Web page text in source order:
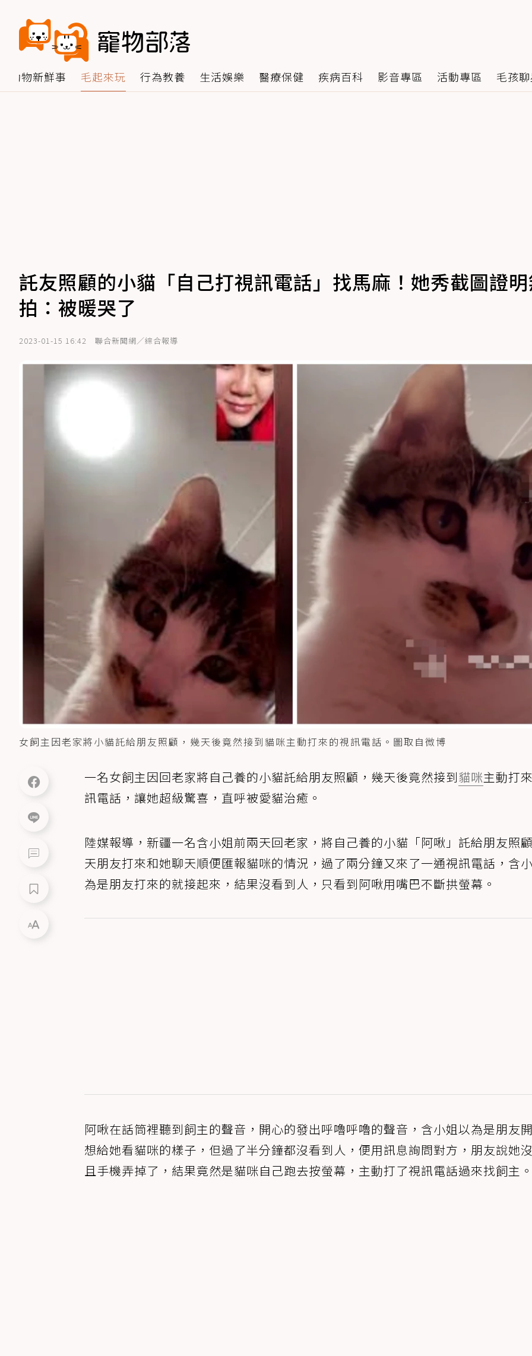
動物新鮮事 毛起來玩 行為教養 生活娛樂 醫療保健 疾病百科 影音專區 活動專區 毛孩
託友照顧的小貓「自己打視訊電話」找馬麻！她秀截圖證
拍：被暖哭了
2023-01-15 16:42 聯合新聞網／綜合報導
女飼主因老家將小貓託給朋友照顧，幾天後竟然接到貓咪主動打來的視訊電話。圖取自微博
一名女飼主因回老家將自己養的小貓託給朋友照顧，幾天後竟然接到貓咪主動打
訊電話，讓她超級驚喜，直呼被愛貓治癒。
陸媒報導，新疆一名含小姐前兩天回老家，將自己養的小貓「阿啾」託給朋友照
天朋友打來和她聊天順便匯報貓咪的情況，過了兩分鐘又來了一通視訊電話，含
為是朋友打來的就接起來，結果沒看到人，只看到阿啾用嘴巴不斷拱螢幕。
阿啾在話筒裡聽到飼主的聲音，開心的發出呼嚕呼嚕的聲音，含小姐以為是朋友
想給她看貓咪的樣子，但過了半分鐘都沒看到人，便用訊息詢問對方，朋友說她
且手機弄掉了，結果竟然是貓咪自己跑去按螢幕，主動打了視訊電話過來找飼主。